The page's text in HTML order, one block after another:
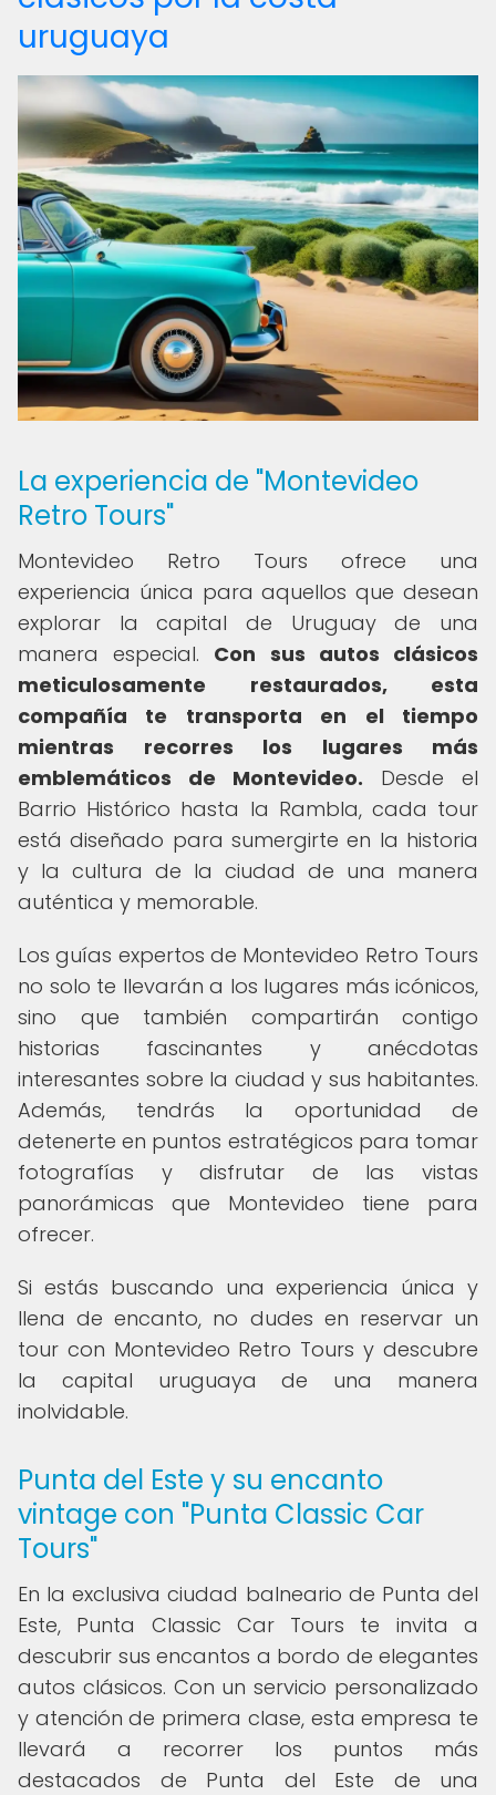
uruguaya
La experiencia de "Montevideo
Retro Tours"
Montevideo Retro Tours ofrece una
experiencia única para aquellos que desean
explorar la capital de Uruguay de una
manera especial. Con sus autos clásicos
meticulosamente restaurados, esta
compañía te transporta en el tiempo
mientras recorres los lugares más
emblemáticos de Montevideo. Desde el
Barrio Histórico hasta la Rambla, cada tour
está diseñado para sumergirte en la historia
y la cultura de la ciudad de una manera
auténtica y memorable.
Los guías expertos de Montevideo Retro Tours
no solo te llevarán a los lugares más icónicos,
sino que también compartirán contigo
historias fascinantes y anécdotas
interesantes sobre la ciudad y sus habitantes.
Además, tendrás la oportunidad de
detenerte en puntos estratégicos para tomar
fotografías y disfrutar de las vistas
panorámicas que Montevideo tiene para
ofrecer.
Si estás buscando una experiencia única y
llena de encanto, no dudes en reservar un
tour con Montevideo Retro Tours y descubre
la capital uruguaya de una manera
inolvidable.
Punta del Este y su encanto
vintage con "Punta Classic Car
Tours"
En la exclusiva ciudad balneario de Punta del
Este, Punta Classic Car Tours te invita a
descubrir sus encantos a bordo de elegantes
autos clásicos. Con un servicio personalizado
y atención de primera clase, esta empresa te
llevará a recorrer los puntos más
destacados de Punta del Este de una